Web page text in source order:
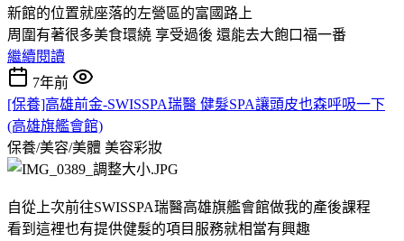
新館的位置就座落的左營區的富國路上
周圍有著很多美食環繞 享受過後 還能去大飽口福一番
繼續閱讀
7年前
[保養]高雄前金-SWISSPA瑞醫 健髮SPA讓頭皮也森呼吸一下
(高雄旗艦會館)
保養/美容/美體 美容彩妝
自從上次前往SWISSPA瑞醫高雄旗艦會館做我的產後課程
看到這裡也有提供健髮的項目服務就相當有興趣